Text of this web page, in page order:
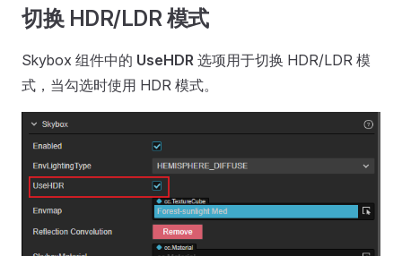
切换 HDR/LDR 模式
Skybox 组件中的 UseHDR 选项用于切换 HDR/LDR 模
式，当勾选时使用 HDR 模式。